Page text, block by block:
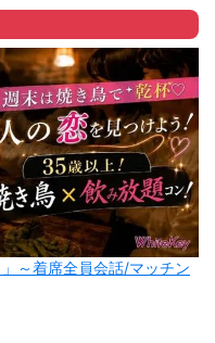
～着席全員会話/マッチン